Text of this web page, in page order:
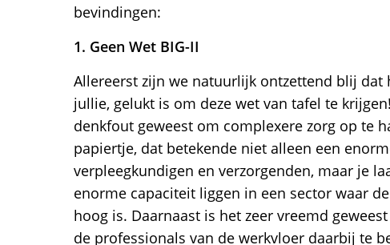
bevindingen:
1. Geen Wet BIG-II
Allereerst zijn we natuurlijk ontzettend blij dat
jullie, gelukt is om deze wet van tafel te
denkfout geweest om complexere zorg op te
papiertje, dat betekende niet alleen een
verpleegkundigen en verzorgenden, maar je
enorme capaciteit liggen in een sector waar
hoog is. Daarnaast is het zeer vreemd
de professionals van de werkvloer daarbij te